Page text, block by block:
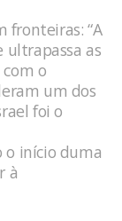
fronteiras: “A
ultrapassa as
o
um dos
foi o
o início duma
à